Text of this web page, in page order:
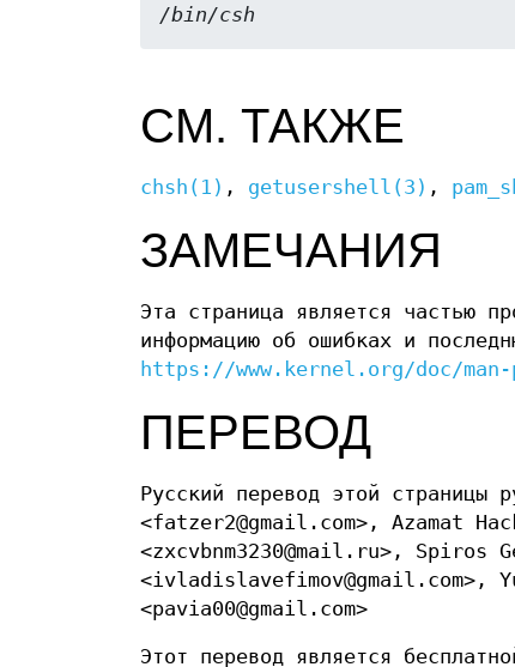
/bin/csh
СМ. ТАКЖЕ
chsh(1) , getusershell(3) ,
ЗАМЕЧАНИЯ
Эта страница является частью
информацию об ошибках и
https://www.kernel.org/doc/man-
ПЕРЕВОД
Русский перевод этой страницы
<fatzer2@gmail.com>, Azamat
<zxcvbnm3230@mail.ru>, Spiros
<ivladislavefimov@gmail.com>,
<pavia00@gmail.com>
Этот перевод является